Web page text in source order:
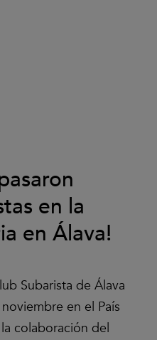
en la
en Álava!
Subarista de Álava
en el País
colaboración del